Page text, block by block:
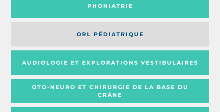
PHONIATRIE
ORL PÉDIATRIQUE
AUDIOLOGIE ET EXPLORATIONS VESTIBULAIRES
OTO-NEURO ET CHIRURGIE DE LA BASE DU
CRÂNE